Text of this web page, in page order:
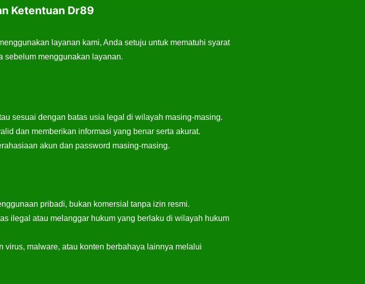
Ketentuan Dr89
layanan kami, Anda setuju untuk mematuhi syarat
sebelum menggunakan layanan.
sesuai dengan batas usia legal di wilayah masing-masing.
dan memberikan informasi yang benar serta akurat.
akun dan password masing-masing.
pribadi, bukan komersial tanpa izin resmi.
ilegal atau melanggar hukum yang berlaku di wilayah hukum
virus, malware, atau konten berbahaya lainnya melalui